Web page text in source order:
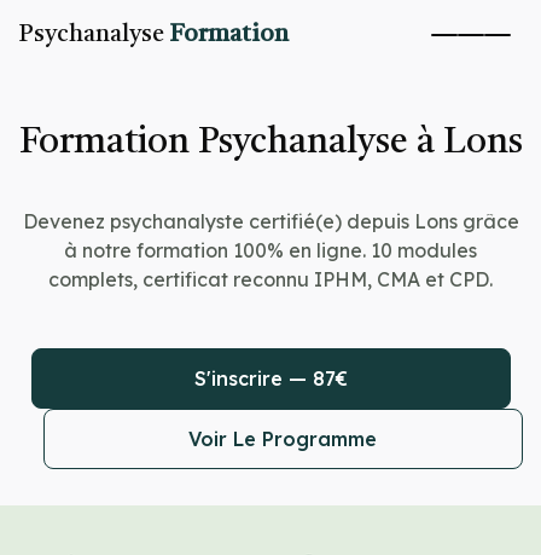
Psychanalyse Formation
Formation Psychanalyse à Lons
Devenez psychanalyste certifié(e) depuis Lons grâce
à notre formation 100% en ligne. 10 modules
complets, certificat reconnu IPHM, CMA et CPD.
S'inscrire — 87€
Voir Le Programme